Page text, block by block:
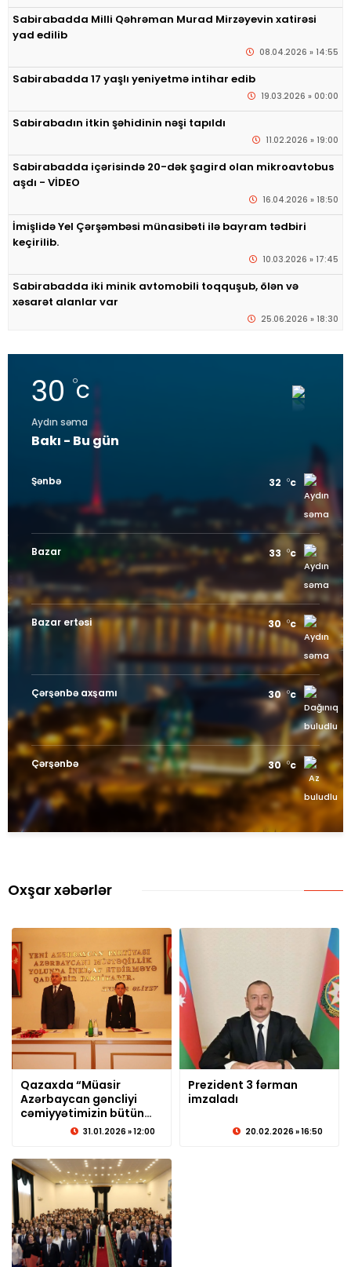
Sabirabadda Milli Qəhrəman Murad Mirzəyevin xatirəsi
yad edilib
08.04.2026 » 14:55
Sabirabadda 17 yaşlı yeniyetmə intihar edib
19.03.2026 » 00:00
Sabirabadın itkin şəhidinin nəşi tapıldı
11.02.2026 » 19:00
Sabirabadda içərisində 20-dək şagird olan mikroavtobus
aşdı - VİDEO
16.04.2026 » 18:50
İmişlidə Yel Çərşəmbəsi münasibəti ilə bayram tədbiri
keçirilib.
10.03.2026 » 17:45
Sabirabadda iki minik avtomobili toqquşub, ölən və
xəsarət alanlar var
25.06.2026 » 18:30
30 c
Aydın səma
Bakı - Bu gün
Şənbə 32 c
Bazar 33 c
Bazar ertəsi 30 c
Çərşənbə axşamı 30 c
Çərşənbə 30 c
Oxşar xəbərlər
© sabirabadxeber.az
Qazaxda “Müasir
Azərbaycan gəncliyi
cəmiyyətimizin bütün
sahələrində ən aparıcı
tədbir keçirilib
31.01.2026 » 12:00
Prezident 3 fərman
imzaladı
20.02.2026 » 16:50